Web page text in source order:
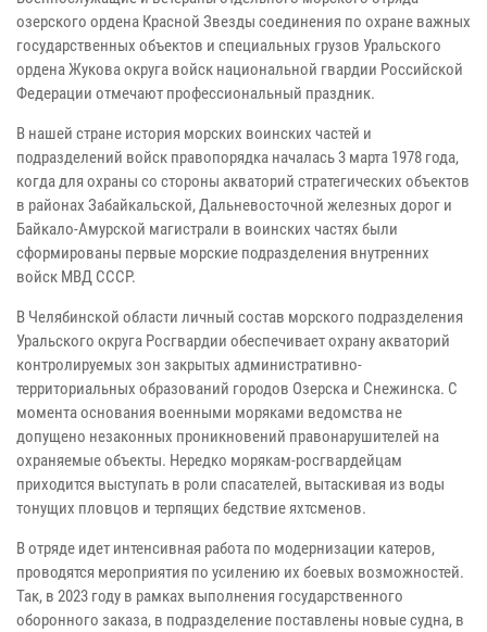
озерского ордена Красной Звезды соединения по охране важных
государственных объектов и специальных грузов Уральского
ордена Жукова округа войск национальной гвардии Российской
Федерации отмечают профессиональный праздник.
В нашей стране история морских воинских частей и
подразделений войск правопорядка началась 3 марта 1978 года,
когда для охраны со стороны акваторий стратегических объектов
в районах Забайкальской, Дальневосточной железных дорог и
Байкало-Амурской магистрали в воинских частях были
сформированы первые морские подразделения внутренних
войск МВД СССР.
В Челябинской области личный состав морского подразделения
Уральского округа Росгвардии обеспечивает охрану акваторий
контролируемых зон закрытых административно-
территориальных образований городов Озерска и Снежинска. С
момента основания военными моряками ведомства не
допущено незаконных проникновений правонарушителей на
охраняемые объекты. Нередко морякам-росгвардейцам
приходится выступать в роли спасателей, вытаскивая из воды
тонущих пловцов и терпящих бедствие яхтсменов.
В отряде идет интенсивная работа по модернизации катеров,
проводятся мероприятия по усилению их боевых возможностей.
Так, в 2023 году в рамках выполнения государственного
оборонного заказа, в подразделение поставлены новые судна, в